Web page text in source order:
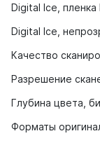
Digital Ice, пленка
Digital Ice,
Качество
Разрешение
Глубина цвета,
Форматы